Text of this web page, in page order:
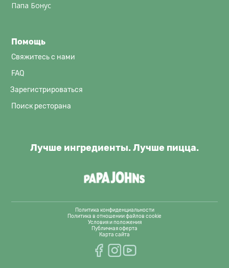
Папа Бонус
Помощь
Свяжитесь с нами
FAQ
Зарегистрироваться
Поиск ресторана
Лучше ингредиенты. Лучше пицца.
Политика конфиденциальности
Политика в отношении файлов cookie
Условия и положения
Публичная оферта
Карта сайта